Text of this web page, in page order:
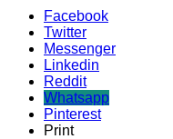
Facebook
Twitter
Messenger
Linkedin
Reddit
Whatsapp
Pinterest
Print